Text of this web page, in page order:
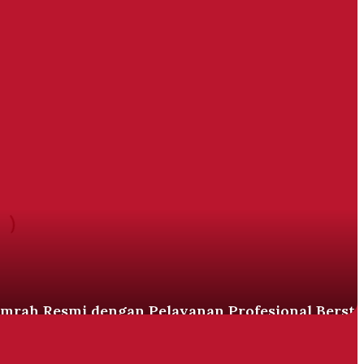
Resmi dengan Pelayanan Profesional